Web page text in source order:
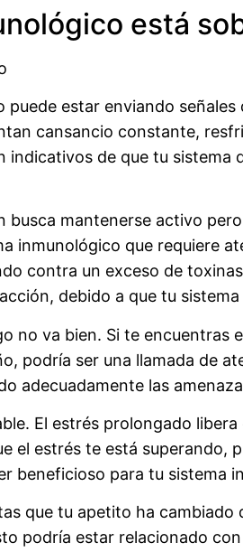
está
estar enviando
cansancio constante,
de que tu
mantenerse activo
inmunológico que requiere
contra un exceso de
debido a que tu
va bien. Si te encuentras
podría ser una llamada de
adecuadamente las
El estrés prolongado
el estrés te está superando,
beneficioso para tu sistema
que tu apetito ha
podría estar relacionado